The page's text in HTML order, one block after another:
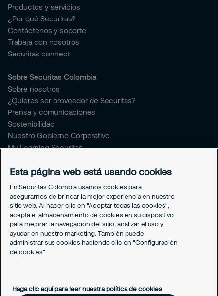
Productos y servicios
¿Por qué Securitas?
Contáctenos y soporte
Trabaja con nosotros
Securitas connect
Sobre Securitas Colombia
Sobre nosotros
¿Quieres ser proveedor de Securitas?
Prensa y comunicaciones
Sostenibilidad
Nuestro Gobierno Corporativo
My Learning Securitas
Soporte empleado
Un café con Securitas
Legal
Nuestras políticas
Política de Protección de datos
Política de Cookies
Esta página web está usando cookies
En Securitas Colombia usamos cookies para
asegurarnos de brindar la mejor experiencia en nuestro
sitio web. Al hacer clic en "Aceptar todas las cookies",
acepta el almacenamiento de cookies en su dispositivo
para mejorar la navegación del sitio, analizar el uso y
ayudar en nuestro marketing. También puede
administrar sus cookies haciendo clic en "Configuración
de cookies"
Haga clic aquí para leer nuestra política de cookies.